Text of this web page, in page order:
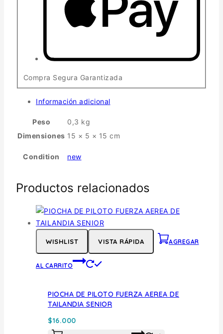
Compra Segura Garantizada
Información adicional
Peso
0,3 kg
Dimensiones 15 × 5 × 15 cm
Condition new
Productos relacionados
WISHLIST VISTA RÁPIDA AGREGAR
AL CARRITO
PIOCHA DE PILOTO FUERZA AEREA DE
TAILANDIA SENIOR
$16.000